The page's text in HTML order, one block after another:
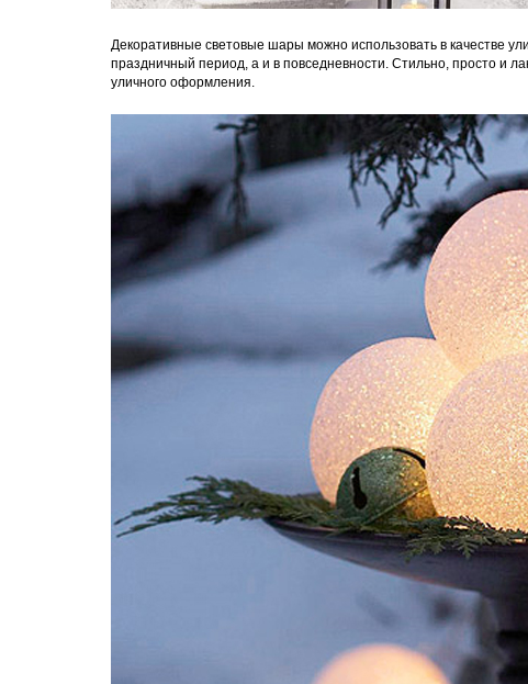
Декоративные световые шары можно использовать в качестве
праздничный период, а и в повседневности. Стильно, просто и
уличного оформления.